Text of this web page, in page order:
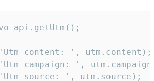
content: ', utm.content);
campaign: ',
source: ', utm.source);